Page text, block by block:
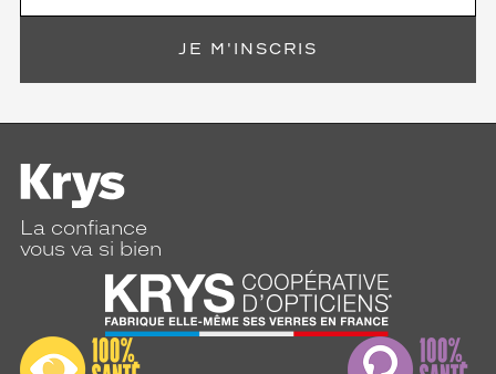
JE M'INSCRIS
La confiance
vous va si bien